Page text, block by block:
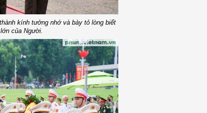
kính tưởng nhớ và bày tỏ lòng biết
của Người.